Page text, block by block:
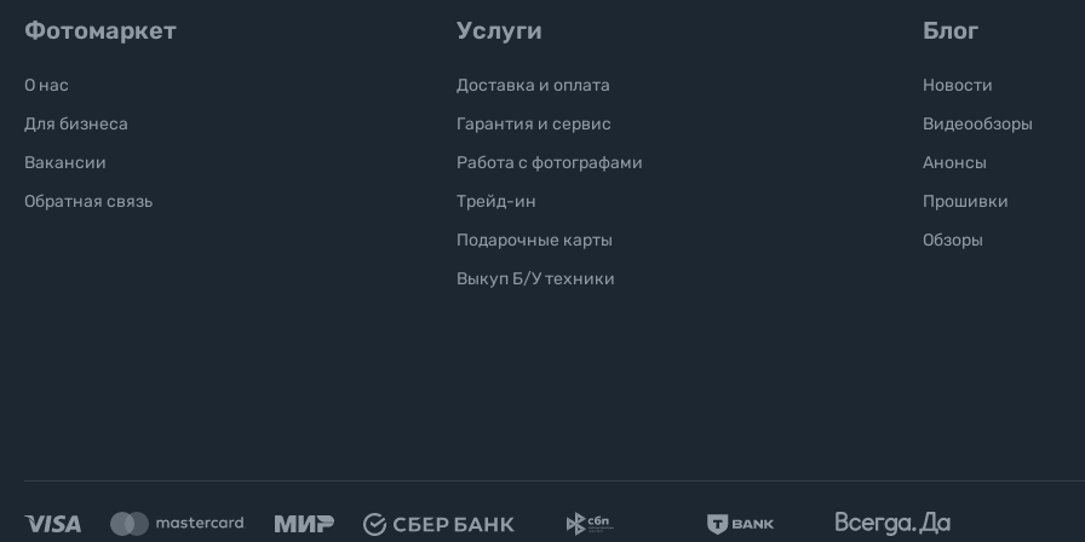
Уценённые товары
Фотомаркет
О нас
Для бизнеса
Вакансии
Обратная связь
Услуги
Доставка и оплата
Гарантия и сервис
Работа с фотографами
Трейд-ин
Подарочные карты
Выкуп Б/У техники
Блог
Новости
Видеообзоры
Анонсы
Прошивки
Обзоры